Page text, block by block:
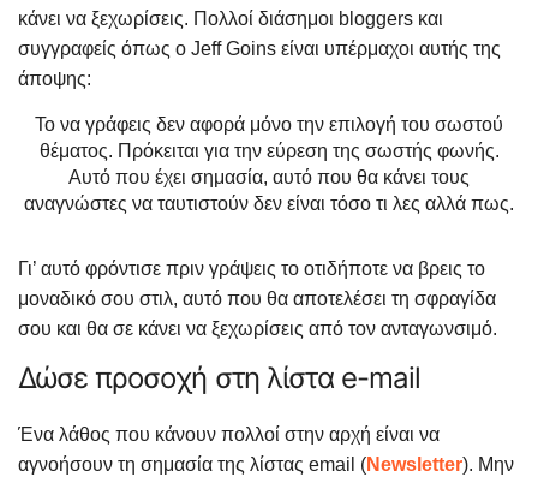
κάνει να ξεχωρίσεις. Πολλοί διάσημοι bloggers και
συγγραφείς όπως ο Jeff Goins είναι υπέρμαχοι αυτής της
άποψης:
Το να γράφεις δεν αφορά μόνο την επιλογή του σωστού
θέματος. Πρόκειται για την εύρεση της σωστής φωνής.
Αυτό που έχει σημασία, αυτό που θα κάνει τους
αναγνώστες να ταυτιστούν δεν είναι τόσο τι λες αλλά πως.
Γι’ αυτό φρόντισε πριν γράψεις το οτιδήποτε να βρεις το
μοναδικό σου στιλ, αυτό που θα αποτελέσει τη σφραγίδα
σου και θα σε κάνει να ξεχωρίσεις από τον ανταγωνσιμό.
Δώσε προσοχή στη λίστα e-mail
Ένα λάθος που κάνουν πολλοί στην αρχή είναι να
αγνοήσουν τη σημασία της λίστας email (Newsletter). Μην